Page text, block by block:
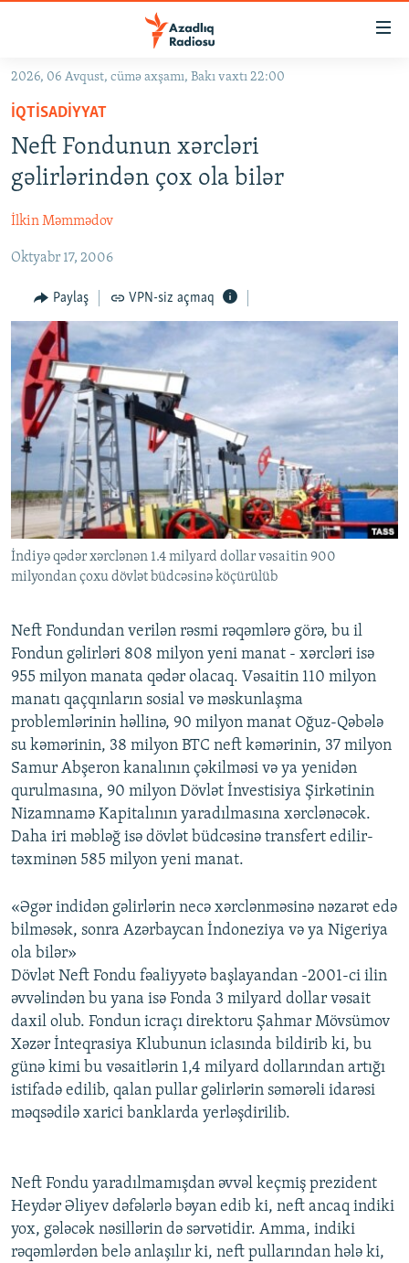
Əsas
qayıt
Əsas
naviqasiyaya
qayıt
Axtarışa
GÜNDƏM
#İZAHLA
KORRUPSIOMETR
#ƏSLINDƏ
FƏRQƏ BAX
QANUNI DOĞRU
ARAŞDIRMA
MULTIMEDIA
VIDEO
FOTOQALEREYA
İNFOQRAFIKA
KARIKATURA
RADIO ARXIV
OXU ZALI
AZƏRBAYCAN ƏDƏBIYYATI KITABXANASI
İSLAM VƏ DEMOKRATIYA
İZ - MƏDƏNIYYƏT PROQRAMI
HAQQIMIZDA
MISSIYAMIZ
PEŞƏ ETIKASI VƏ JURNALISTIKA STANDARTLARIMIZ
MATERIALLARIMIZDAN ISTIFADƏ
AZADLIQRADIOSU MOBIL TELEFONUNUZDA
BIZIMLƏ ƏLAQƏ
BIZI IZLƏ
RFE/RL-in bütün saytları
2026, 06 Avqust, cümə axşamı, Bakı vaxtı 22:00
İQTISADIYYAT
Neft Fondunun xərcləri
gəlirlərindən çox ola bilər
İlkin Məmmədov
Oktyabr 17, 2006
Paylaş VPN-siz açmaq
İndiyə qədər xərclənən 1.4 milyard dollar vəsaitin 900
milyondan çoxu dövlət büdcəsinə köçürülüb
Neft Fondundan verilən rəsmi rəqəmlərə görə, bu il
Fondun gəlirləri 808 milyon yeni manat - xərcləri isə
955 milyon manata qədər olacaq. Vəsaitin 110 milyon
manatı qaçqınların sosial və məskunlaşma
problemlərinin həllinə, 90 milyon manat Oğuz-Qəbələ
su kəmərinin, 38 milyon BTC neft kəmərinin, 37 milyon
Samur Abşeron kanalının çəkilməsi və ya yenidən
qurulmasına, 90 milyon Dövlət İnvestisiya Şirkətinin
Nizamnamə Kapitalının yaradılmasına xərclənəcək.
Daha iri məbləğ isə dövlət büdcəsinə transfert edilir-
təxminən 585 milyon yeni manat.
«Əgər indidən gəlirlərin necə xərclənməsinə nəzarət edə
bilməsək, sonra Azərbaycan İndoneziya və ya Nigeriya
ola bilər»
Dövlət Neft Fondu fəaliyyətə başlayandan -2001-ci ilin
əvvəlindən bu yana isə Fonda 3 milyard dollar vəsait
daxil olub. Fondun icraçı direktoru Şahmar Mövsümov
Xəzər İnteqrasiya Klubunun iclasında bildirib ki, bu
günə kimi bu vəsaitlərin 1,4 milyard dollarından artığı
istifadə edilib, qalan pullar gəlirlərin səmərəli idarəsi
məqsədilə xarici banklarda yerləşdirilib.
Neft Fondu yaradılmamışdan əvvəl keçmiş prezident
Heydər Əliyev dəfələrlə bəyan edib ki, neft ancaq indiki
yox, gələcək nəsillərin də sərvətidir. Amma, indiki
rəqəmlərdən belə anlaşılır ki, neft pullarından hələ ki,